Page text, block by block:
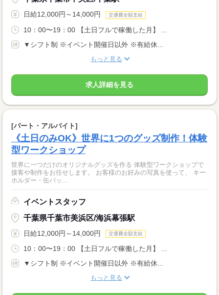
日給12,000円～14,000円 交通費全額支給
10：00〜19：00 【土日フルで稼働した月】 ...
▼シフト制 ※イベント開催日以外 ※有給休...
もっと見る
求人詳細を見る
[パート・アルバイト]
《土日のみOK》世界に1つのグッズ制作！体験
型ワークショップ
世界に一つだけのオリジナルグッズを作る 体験型ワークショップで
接客や制作をお任せします。 お客様のお好みの写真を使って、 キー
ホルダー・缶バッ...
イベントスタッフ
千葉県千葉市美浜区/海浜幕張駅
日給12,000円～14,000円 交通費全額支給
10：00〜19：00 【土日フルで稼働した月】 ...
▼シフト制 ※イベント開催日以外 ※有給休...
もっと見る